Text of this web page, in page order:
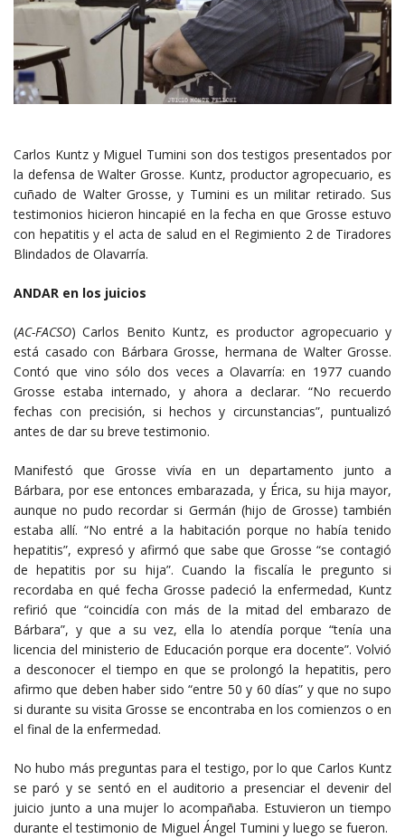
Carlos Kuntz y Miguel Tumini son dos testigos presentados por
la defensa de Walter Grosse. Kuntz, productor agropecuario, es
cuñado de Walter Grosse, y Tumini es un militar retirado. Sus
testimonios hicieron hincapié en la fecha en que Grosse estuvo
con hepatitis y el acta de salud en el Regimiento 2 de Tiradores
Blindados de Olavarría.
ANDAR en los juicios
(AC-FACSO) Carlos Benito Kuntz, es productor agropecuario y
está casado con Bárbara Grosse, hermana de Walter Grosse.
Contó que vino sólo dos veces a Olavarría: en 1977 cuando
Grosse estaba internado, y ahora a declarar. “No recuerdo
fechas con precisión, si hechos y circunstancias”, puntualizó
antes de dar su breve testimonio.
Manifestó que Grosse vivía en un departamento junto a
Bárbara, por ese entonces embarazada, y Érica, su hija mayor,
aunque no pudo recordar si Germán (hijo de Grosse) también
estaba allí. “No entré a la habitación porque no había tenido
hepatitis”, expresó y afirmó que sabe que Grosse “se contagió
de hepatitis por su hija”. Cuando la fiscalía le pregunto si
recordaba en qué fecha Grosse padeció la enfermedad, Kuntz
refirió que “coincidía con más de la mitad del embarazo de
Bárbara”, y que a su vez, ella lo atendía porque “tenía una
licencia del ministerio de Educación porque era docente”. Volvió
a desconocer el tiempo en que se prolongó la hepatitis, pero
afirmo que deben haber sido “entre 50 y 60 días” y que no supo
si durante su visita Grosse se encontraba en los comienzos o en
el final de la enfermedad.
No hubo más preguntas para el testigo, por lo que Carlos Kuntz
se paró y se sentó en el auditorio a presenciar el devenir del
juicio junto a una mujer lo acompañaba. Estuvieron un tiempo
durante el testimonio de Miguel Ángel Tumini y luego se fueron.